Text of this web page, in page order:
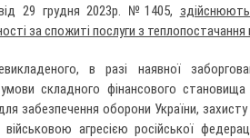
29 грудня 2023р. №1405,
за спожиті послуги з
в разі наявної
складного фінансового
забезпечення оборони України, захисту
агресією російської